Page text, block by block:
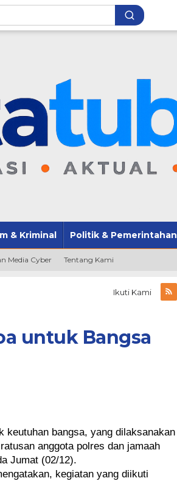
& Kriminal Politik & Pemerintahan
Media Cyber Tentang Kami
Ikuti Kami
untuk Bangsa
keutuhan bangsa, yang dilaksanakan
anggota polres dan jamaah
Jumat (02/12).
kegiatan yang diikuti